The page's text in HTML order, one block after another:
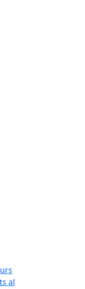
fotogràfic dones